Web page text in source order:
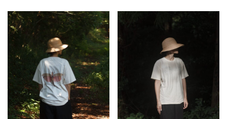
の
商
品
に
は
複
数
の
バ
リ
エ
ー
シ
ョ
の
商
品
は
複
数
の
バ
エ
ョ